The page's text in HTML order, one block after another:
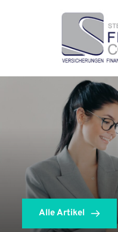
Alle Artikel